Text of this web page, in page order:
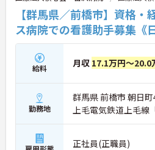
【群馬県／前橋市】資格・
ス病院での看護助手募集《
給料 月収 17.1万円～20.0
勤務地
群馬県 前橋市 朝日
上毛電気鉄道上毛線
正社員(正職員)